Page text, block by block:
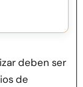
deben ser
de